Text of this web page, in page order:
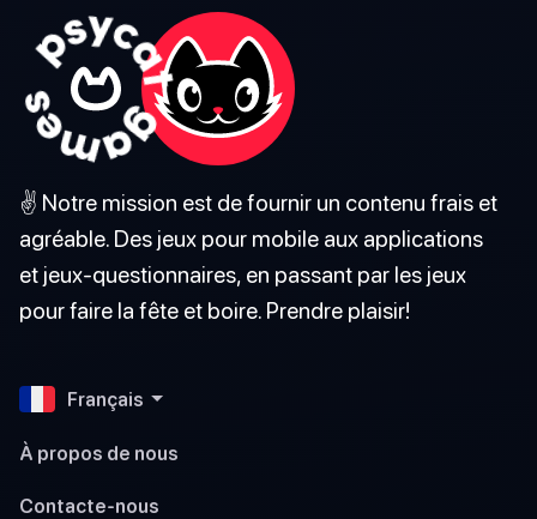
✌️ Notre mission est de fournir un contenu frais et
agréable. Des jeux pour mobile aux applications
et jeux-questionnaires, en passant par les jeux
pour faire la fête et boire. Prendre plaisir!
Français
À propos de nous
Contacte-nous